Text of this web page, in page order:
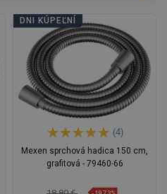
DNI KÚPEĽNÍ
(4)
Mexen sprchová hadica 150 cm,
grafitová - 79460-66